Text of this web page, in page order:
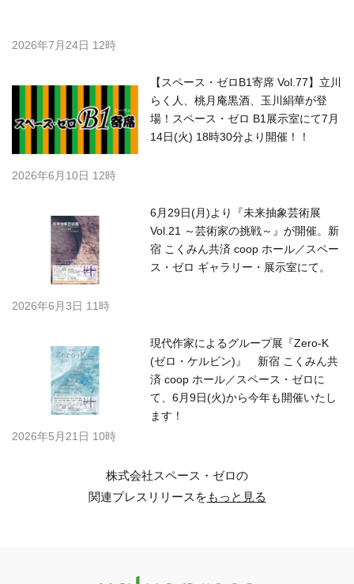
2026年7月24日 12時
【スペース・ゼロB1寄席 Vol.77】立川
らく人、桃月庵黒酒、玉川絹華が登
場！スペース・ゼロ B1展示室にて7月
14日(火) 18時30分より開催！！
2026年6月10日 12時
6月29日(月)より『未来抽象芸術展
Vol.21 ～芸術家の挑戦～』が開催。新
宿 こくみん共済 coop ホール／スペー
ス・ゼロ ギャラリー・展示室にて。
2026年6月3日 11時
現代作家によるグループ展『Zero-K
(ゼロ・ケルビン)』 新宿 こくみん共
済 coop ホール／スペース・ゼロに
て、6月9日(火)から今年も開催いたし
ます！
2026年5月21日 10時
株式会社スペース・ゼロの
関連プレスリリースをもっと見る